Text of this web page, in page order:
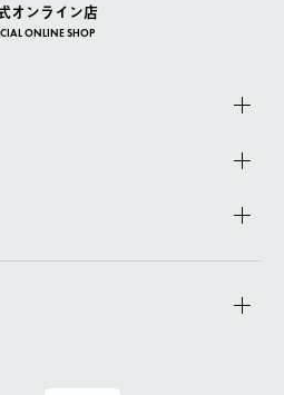
オンライン店
ONLINE SHOP